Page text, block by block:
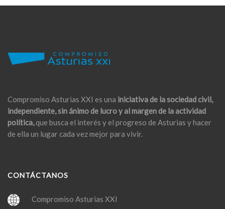
Compromiso Asturias XXI es una iniciativa de la sociedad civil,
independiente, sin ánimo de lucro y al margen de la actividad
política,que busca el interés y el progreso de Asturias y hacer
de ella un lugar cada vez mejor para vivir.
CONTÁCTANOS
Compromiso Asturias XXI